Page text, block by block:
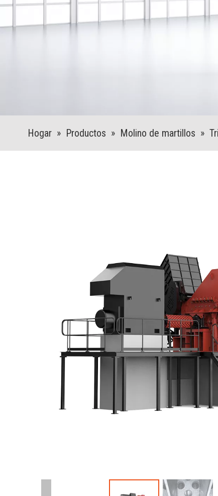
Hogar » Productos » Molino de martillos »